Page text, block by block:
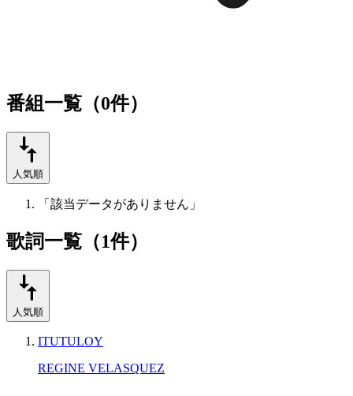
番組一覧（0件）
人気順
「該当データがありません」
歌詞一覧（1件）
人気順
ITUTULOY
REGINE VELASQUEZ